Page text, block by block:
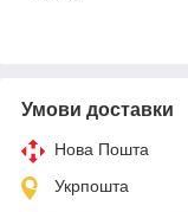
Умови доставки
Нова Пошта
Укрпошта